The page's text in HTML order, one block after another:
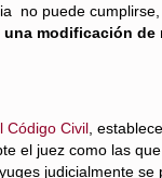
no puede cumplirse,
modificación de
Código Civil,
el juez como las
judicialmente se